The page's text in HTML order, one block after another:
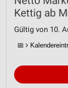
Kettig ab
Gültig von 10.
📅